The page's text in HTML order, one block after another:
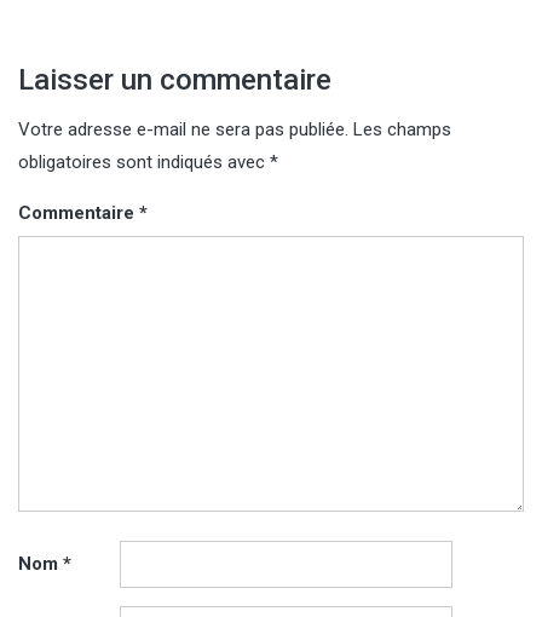
Laisser un commentaire
Votre adresse e-mail ne sera pas publiée. Les champs
obligatoires sont indiqués avec *
Commentaire *
Nom *